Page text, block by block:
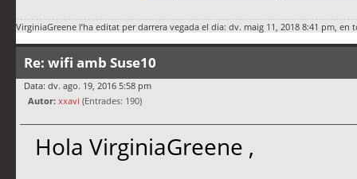
VirginiaGreene l’ha editat per darrera vegada el dia: dv. maig 11, 2018 8:41 pm, en
Re: wifi amb Suse10
Data: dv. ago. 19, 2016 5:58 pm
Autor: xxavi (Entrades: 190)
Hola VirginiaGreene ,